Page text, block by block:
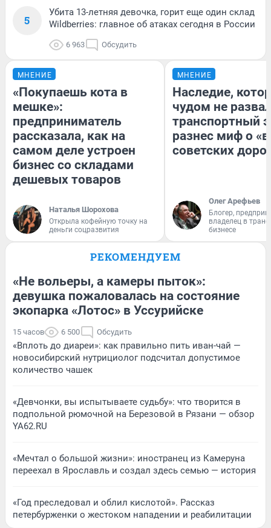
5
Убита 13-летняя девочка, горит еще один склад
Wildberries: главное об атаках сегодня в России
6 963 Обсудить
МНЕНИЕ
«Покупаешь кота в
мешке»:
предприниматель
рассказала, как на
самом деле устроен
бизнес со складами
дешевых товаров
Наталья Шорохова
Открыла кофейную точку на
деньги соцразвития
МНЕНИЕ
Наследие,
чудом не
транспортный
разнес миф о
советских
Олег Арефьев
Блогер,
владелец в
бизнесе
РЕКОМЕНДУЕМ
«Не вольеры, а камеры пыток»:
девушка пожаловалась на состояние
экопарка «Лотос» в Уссурийске
15 часов 6 500 Обсудить
«Вплоть до диареи»: как правильно пить иван-чай —
новосибирский нутрициолог подсчитал допустимое
количество чашек
«Девчонки, вы испытываете судьбу»: что творится в
подпольной рюмочной на Березовой в Рязани — обзор
YA62.RU
«Мечтал о большой жизни»: иностранец из Камеруна
переехал в Ярославль и создал здесь семью — история
«Год преследовал и облил кислотой». Рассказ
петербурженки о жестоком нападении и реабилитации